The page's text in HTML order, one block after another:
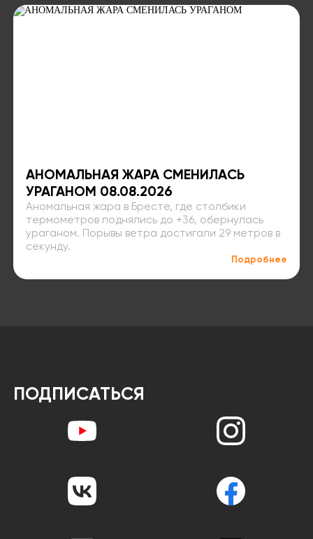
АНОМАЛЬНАЯ ЖАРА СМЕНИЛАСЬ
УРАГАНОМ 08.08.2026
Аномальная жара в Бресте, где столбики
термометров поднялись до +36, обернулась
ураганом. Порывы ветра достигали 29 метров в
секунду.
Подробнее
ПОДПИСАТЬСЯ